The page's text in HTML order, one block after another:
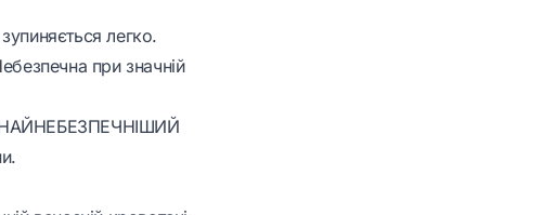
легко.
при значній
НАЙНЕБЕЗПЕЧНІШИЙ